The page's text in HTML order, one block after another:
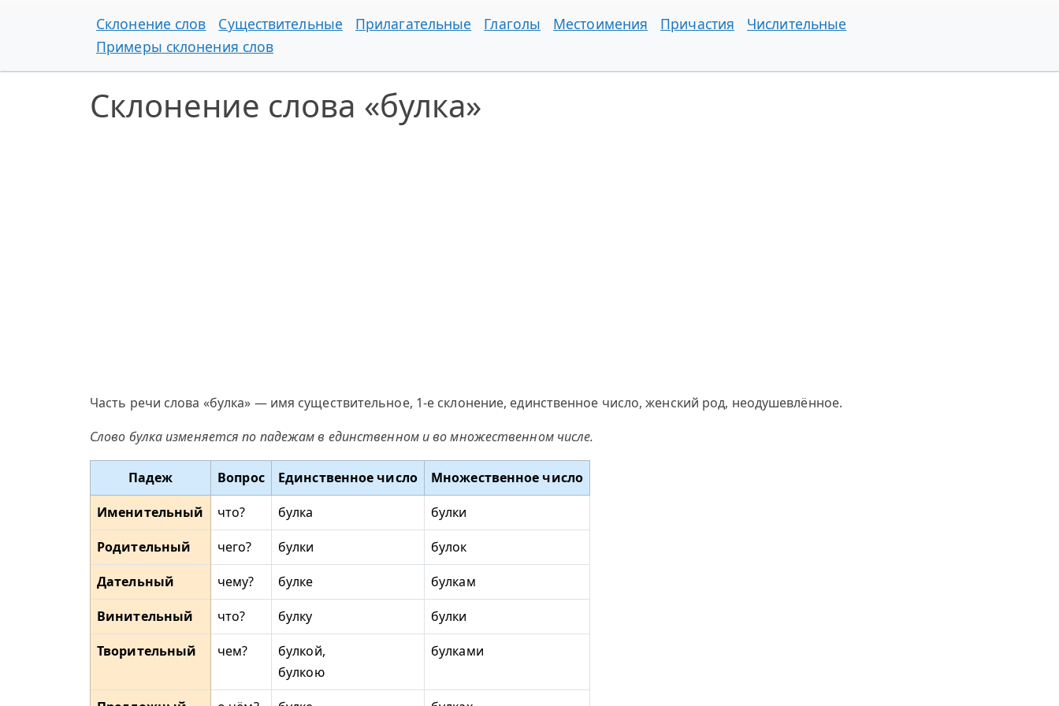
Склонение слов Существительные Прилагательные Глаголы Местоимения Причастия
Числительные
Примеры склонения слов
Склонение слова «булка»
Часть речи слова «булка» — имя существительное, 1-е склонение, единственное число, женский род, неодушевлённое.
Слово булка изменяется по падежам в единственном и во множественном числе.
Падеж Вопрос Единственное число
Множественное число
Именительный
что? булка
булки
Родительный
чего? булки
булок
Дательный
чему? булке
булкам
Винительный
что? булку
булки
Творительный
чем?
булкой,
булкою
булками